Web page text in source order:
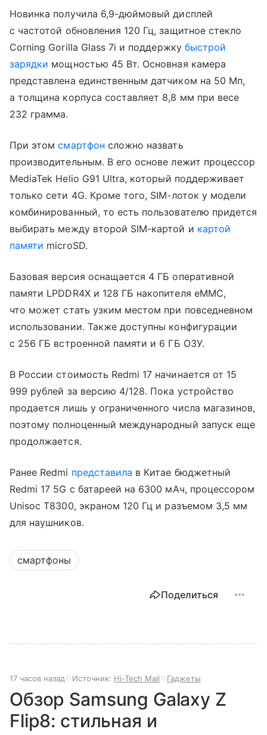
Новинка получила 6,9-дюймовый дисплей
с частотой обновления 120 Гц, защитное стекло
Corning Gorilla Glass 7i и поддержку быстрой
зарядки мощностью 45 Вт. Основная камера
представлена единственным датчиком на 50 Мп,
а толщина корпуса составляет 8,8 мм при весе
232 грамма.
При этомсмартфон сложно назвать
производительным. В его основе лежит процессор
MediaTek Helio G91 Ultra, который поддерживает
только сети 4G. Кроме того, SIM-лоток у модели
комбинированный, то есть пользователю придется
выбирать между второй SIM-картой и картой
памяти microSD.
Базовая версия оснащается 4 ГБ оперативной
памяти LPDDR4X и 128 ГБ накопителя eMMC,
что может стать узким местом при повседневном
использовании. Также доступны конфигурации
с 256 ГБ встроенной памяти и 6 ГБ ОЗУ.
В России стоимость Redmi 17 начинается от 15
999 рублей за версию 4/128. Пока устройство
продается лишь у ограниченного числа магазинов,
поэтому полноценный международный запуск еще
продолжается.
Ранее Redmi представила в Китае бюджетный
Redmi 17 5G с батареей на 6300 мАч, процессором
Unisoc T8300, экраном 120 Гц и разъемом 3,5 мм
для наушников.
смартфоны
Поделиться
17 часов назад Источник: Hi-Tech Mail Гаджеты
Обзор Samsung Galaxy Z
Flip8: стильная и